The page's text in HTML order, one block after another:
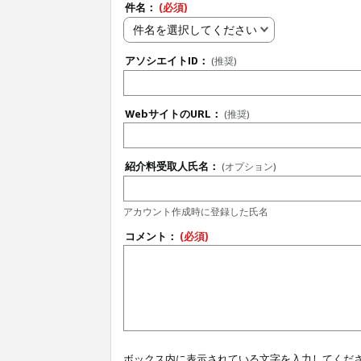
件名： (必須)
件名を選択してください
アソシエイトID： (推奨)
WebサイトのURL： (推奨)
紹介料受取人氏名： (オプション)
アカウント作成時に登録した氏名
コメント： (必須)